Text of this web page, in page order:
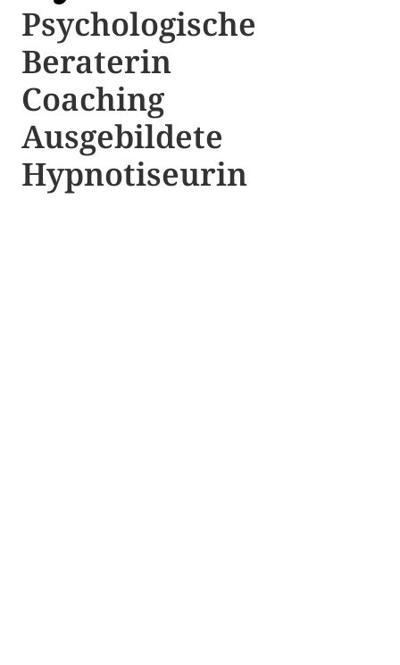
Psychologische ​​
Beraterin
Coaching
Ausgebildete​ ​
Hypnotiseurin